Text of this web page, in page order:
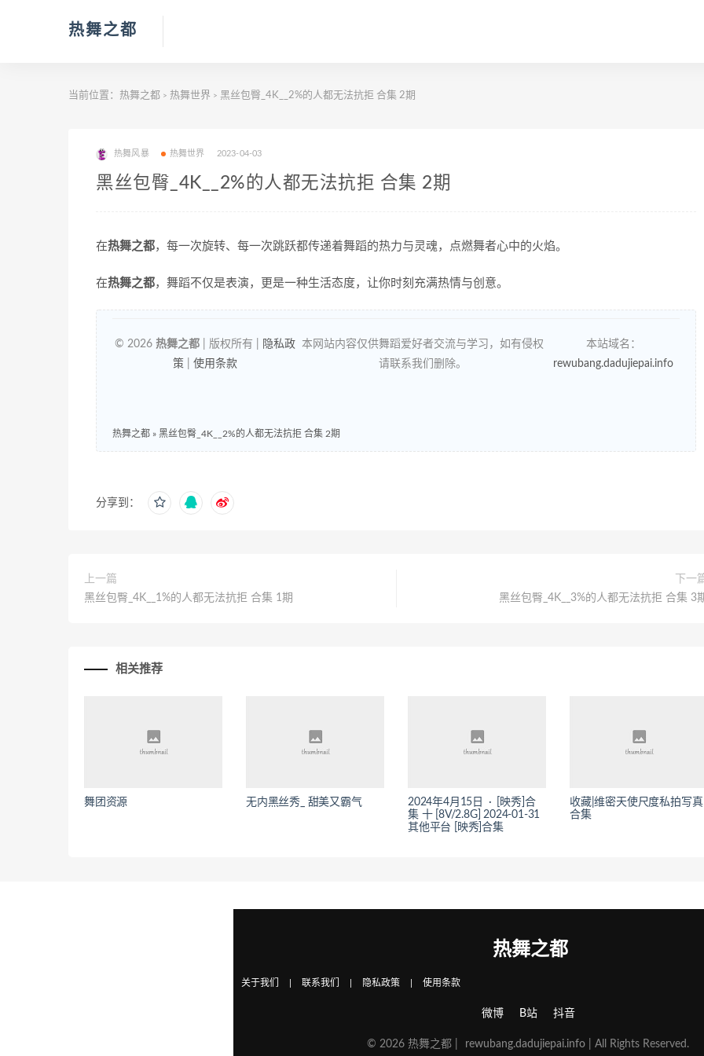
热舞之都
当前位置： 热舞之都 > 热舞世界 > 黑丝包臀_4K__2%的人都无法抗拒 合集 2期
热舞风暴 热舞世界 2023-04-03
黑丝包臀_4K__2%的人都无法抗拒 合集 2期
在热舞之都，每一次旋转、每一次跳跃都传递着舞蹈的热力与灵魂，点燃舞者心中的火焰。
在热舞之都，舞蹈不仅是表演，更是一种生活态度，让你时刻充满热情与创意。
© 2026 热舞之都| 版权所有 |
隐私政
策
使用条款
本网站内容仅供舞蹈爱好者交流与学习，如有侵权
请联系我们删除。
本站域名：
rewubang.dadujiepai.info
热舞之都 » 黑丝包臀_4K__2%的人都无法抗拒 合集 2期
分享到：
上一篇
黑丝包臀_4K__1%的人都无法抗拒 合集 1期
下一
黑丝包臀_4K__3%的人都无法抗拒 合集 3
相关推荐
舞团资源 无内黑丝秀_ 甜美又霸气
2024年4月15日 · [映秀]合
集 十 [8V/2.8G] 2024-01-31
其他平台 [映秀]合集
收藏|维密天使尺度私拍写真
合集
热舞之都
关于我们 联系我们 隐私政策 使用条款
微博 B站 抖音
© 2026 热舞之都 | rewubang.dadujiepai.info | All Rights Reserved.